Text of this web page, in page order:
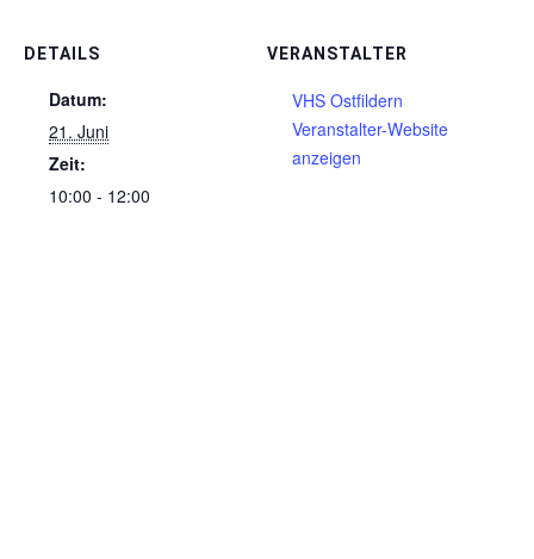
DETAILS
Datum:
21. Juni
Zeit:
10:00 - 12:00
VERANSTALTER
VHS Ostfildern
Veranstalter-Website
anzeigen